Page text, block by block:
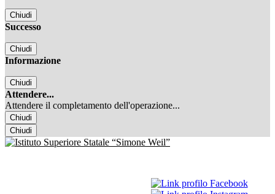
Chiudi
Successo
Chiudi
Informazione
Chiudi
Attendere...
Attendere il completamento dell'operazione...
Chiudi
Chiudi